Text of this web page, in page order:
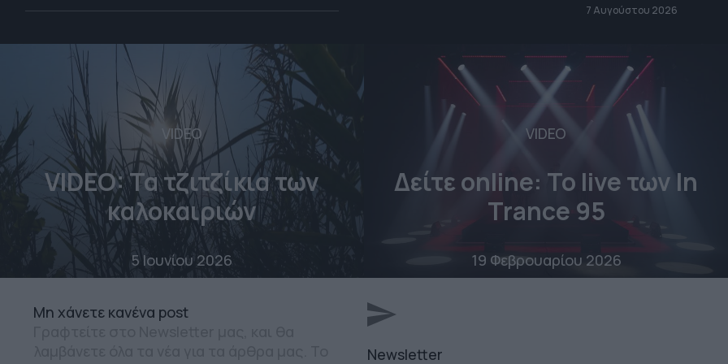
7 Αυγούστου 2026
VIDEO
VIDEO: Τα τζιτζίκια των
καλοκαιριών
5 Ιουνίου 2026
VIDEO
Δείτε online: To live των In
Trance 95
19 Φεβρουαρίου 2026
Mη χάνετε κανένα post
Newsletter